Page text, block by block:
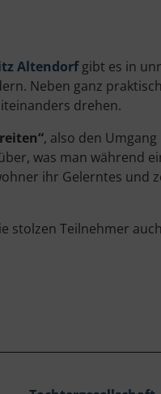
Altendorf gibt es in
Neben ganz
drehen.
, also den
was man während
ihr Gelerntes und
stolzen Teilnehmer